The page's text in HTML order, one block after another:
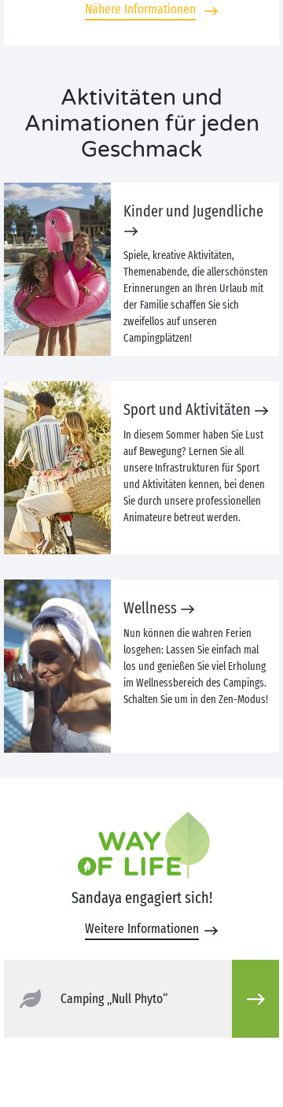
Nähere Informationen
Aktivitäten und
Animationen für jeden
Geschmack
Kinder und Jugendliche
Spiele, kreative Aktivitäten,
Themenabende, die allerschönsten
Erinnerungen an Ihren Urlaub mit
der Familie schaffen Sie sich
zweifellos auf unseren
Campingplätzen!
Sport und Aktivitäten
In diesem Sommer haben Sie Lust
auf Bewegung? Lernen Sie all
unsere Infrastrukturen für Sport
und Aktivitäten kennen, bei denen
Sie durch unsere professionellen
Animateure betreut werden.
Wellness
Nun können die wahren Ferien
losgehen: Lassen Sie einfach mal
los und genießen Sie viel Erholung
im Wellnessbereich des Campings.
Schalten Sie um in den Zen-Modus!
Sandaya engagiert sich!
Weitere Informationen
Camping „Null Phyto“